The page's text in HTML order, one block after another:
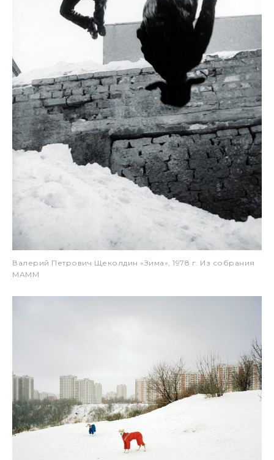
Валерий Петрович Щеколдин «Зима», 1978 г. Из собрания
МАММ